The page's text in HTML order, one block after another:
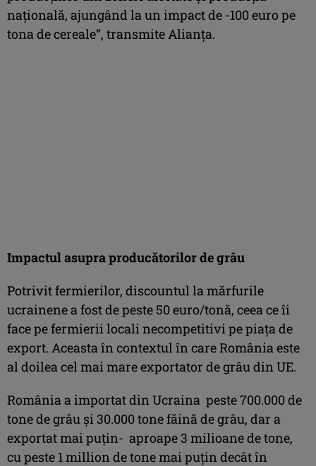
națională, ajungând la un impact de -100 euro pe
tona de cereale”, transmite Alianța.
Impactul asupra producătorilor de grâu
Potrivit fermierilor, discountul la mărfurile
ucrainene a fost de peste 50 euro/tonă, ceea ce îi
face pe fermierii locali necompetitivi pe piața de
export. Aceasta în contextul în care România este
al doilea cel mai mare exportator de grâu din UE.
România a importat din Ucraina peste 700.000 de
tone de grâu și 30.000 tone făină de grâu, dar a
exportat mai puțin- aproape 3 milioane de tone,
cu peste 1 million de tone mai puțin decât în